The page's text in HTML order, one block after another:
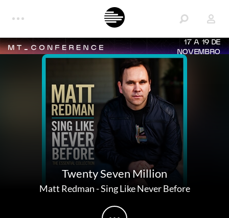
17 A 19 DE
NOVEMBRO
Twenty Seven Million
Matt Redman-Sing Like Never Before